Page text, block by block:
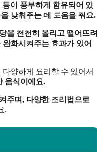
이 풍부하게 함유되어 있
낮춰주는 데 도움을 줘요.
을 천천히 올리고 떨어뜨려
화시켜주는 효과가 있어
양하게 요리할 수 있어서
음식이에요.
주며, 다양한 조리법으로
.